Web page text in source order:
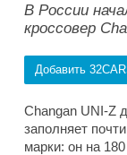
В России
кроссовер
Добавить
Changan UNI-Z
заполняет
марки: он на